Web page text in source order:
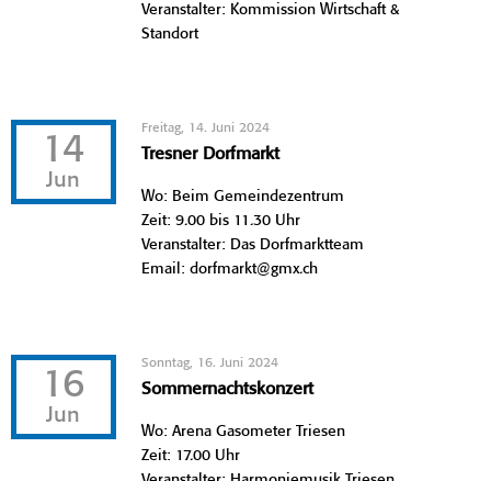
Veranstalter: Kommission Wirtschaft &
Standort
14
Jun
Freitag, 14. Juni 2024
Tresner Dorfmarkt
Wo: Beim Gemeindezentrum
Zeit: 9.00 bis 11.30 Uhr
Veranstalter: Das Dorfmarktteam
Email: dorfmarkt@gmx.ch
16
Jun
Sonntag, 16. Juni 2024
Sommernachtskonzert
Wo: Arena Gasometer Triesen
Zeit: 17.00 Uhr